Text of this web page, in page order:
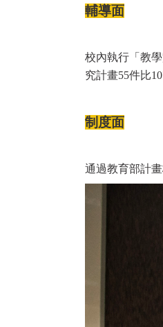
輔導面
校內執行「教
究計畫55件比
制度面
通過教育部計